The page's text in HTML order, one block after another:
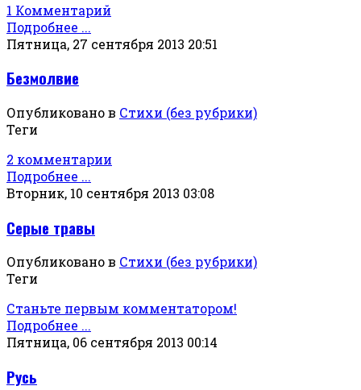
1 Комментарий
Подробнее ...
Пятница, 27 сентября 2013 20:51
Безмолвие
Опубликовано в Стихи (без рубрики)
Теги
2 комментарии
Подробнее ...
Вторник, 10 сентября 2013 03:08
Серые травы
Опубликовано в Стихи (без рубрики)
Теги
Станьте первым комментатором!
Подробнее ...
Пятница, 06 сентября 2013 00:14
Русь